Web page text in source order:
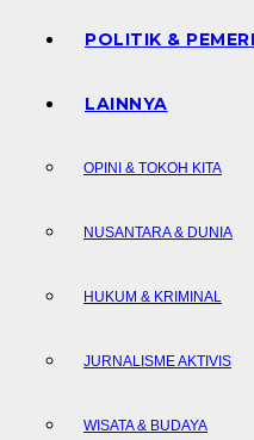
POLITIK &
LAINNYA
OPINI & TOKOH KITA
NUSANTARA & DUNIA
HUKUM & KRIMINAL
JURNALISME AKTIVIS
WISATA & BUDAYA